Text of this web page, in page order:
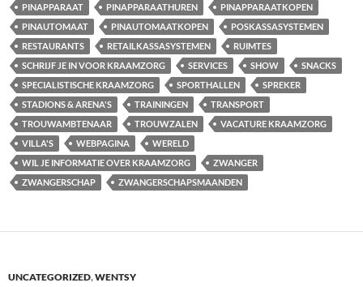
PINAPPARAAT
PINAPPARAATHUREN
PINAPPARAATKOPEN
PINAUTOMAAT
PINAUTOMAATKOPEN
POSKASSASYSTEMEN
RESTAURANTS
RETAILKASSASYSTEMEN
RUIMTES
SCHRIJF JE IN VOOR KRAAMZORG
SERVICES SHOW
SNACKS
SPECIALISTISCHE KRAAMZORG
SPORTHALLEN
SPREKER
STADIONS & ARENA'S
TRAININGEN
TRANSPORT
TROUWAMBTENAAR
TROUWZALEN
VACATURE KRAAMZORG
VILLA'S
WEBPAGINA
WERELD
WIL JE INFORMATIE OVER KRAAMZORG
ZWANGER
ZWANGERSCHAP
ZWANGERSCHAPSMAANDEN
UNCATEGORIZED,WENTSY